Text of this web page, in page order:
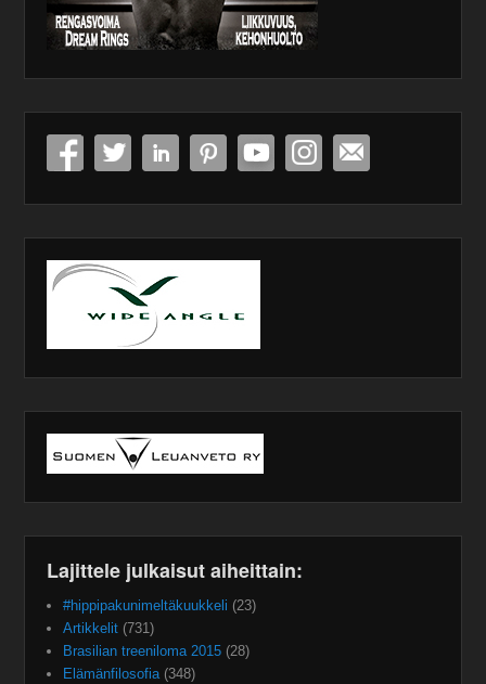
Lajittele julkaisut aiheittain:
#hippipakunimeltäkuukkeli (23)
Artikkelit (731)
Brasilian treeniloma 2015 (28)
Elämänfilosofia(348)